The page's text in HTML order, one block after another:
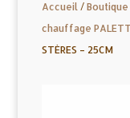
Accueil /Boutique
chauffage
STÈRES – 25CM